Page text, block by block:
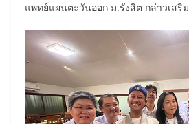
แพทย์แผนตะวันออก ม.รังสิต กล่าวเสริม